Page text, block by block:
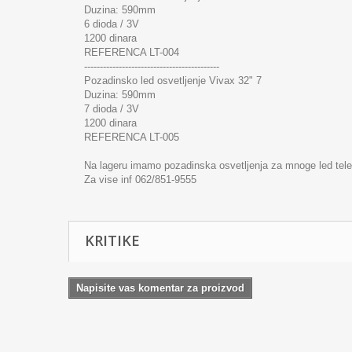
Duzina: 590mm
6 dioda / 3V
1200 dinara
REFERENCA LT-004
-------------------------------------------
Pozadinsko led osvetljenje Vivax 32" 7
Duzina: 590mm
7 dioda / 3V
1200 dinara
REFERENCA LT-005
Na lageru imamo pozadinska osvetljenja za mnoge led
Za vise inf 062/851-9555
KRITIKE
Napisite vas komentar za proizvod